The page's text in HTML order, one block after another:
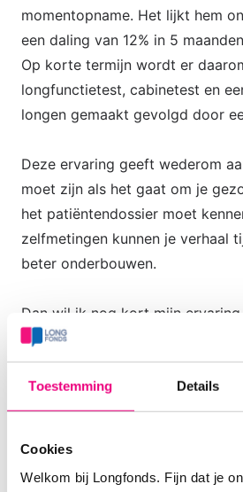
Toestemming Details
Cookies
Welkom bij Longfonds. Fijn dat je
momentopname. Het lijkt hem
een daling van 12% in 5
Op korte termijn wordt er
longfunctietest, cabinetest en
longen gemaakt gevolgd door
Deze ervaring geeft wederom
moet zijn als het gaat om je
het patiëntendossier moet
zelfmetingen kunnen je verhaal
beter onderbouwen.
Dan wil ik nog kort mijn ervaring
delen. Dit is een app die checkt
zoals plekjes etc. Deze app
betaald door mijn
week een sterk veranderend
Binnen enkele seconden krijg je